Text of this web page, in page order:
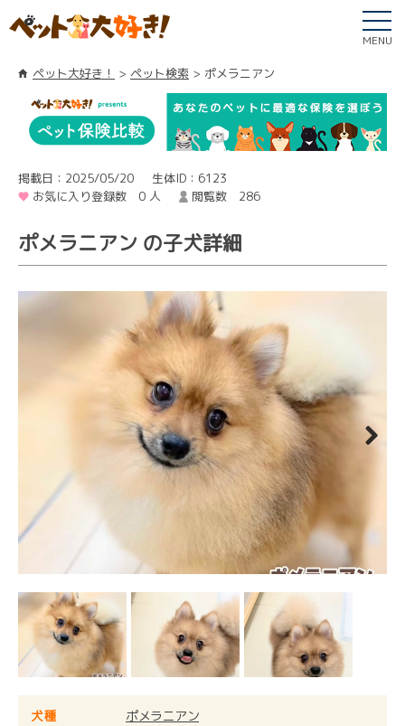
MENU
ペット大好き！ ペット検索 ポメラニアン
掲載日：2025/05/20
生体ID：6123
お気に入り登録数 0 人
閲覧数 286
ポメラニアン の子犬詳細
犬種
ポメラニアン